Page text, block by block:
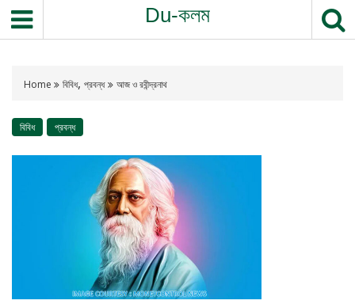
Du-কলম
Home বিবিধ, প্রবন্ধ আজ ও রবীন্দ্রনাথ
বিবিধ প্রবন্ধ